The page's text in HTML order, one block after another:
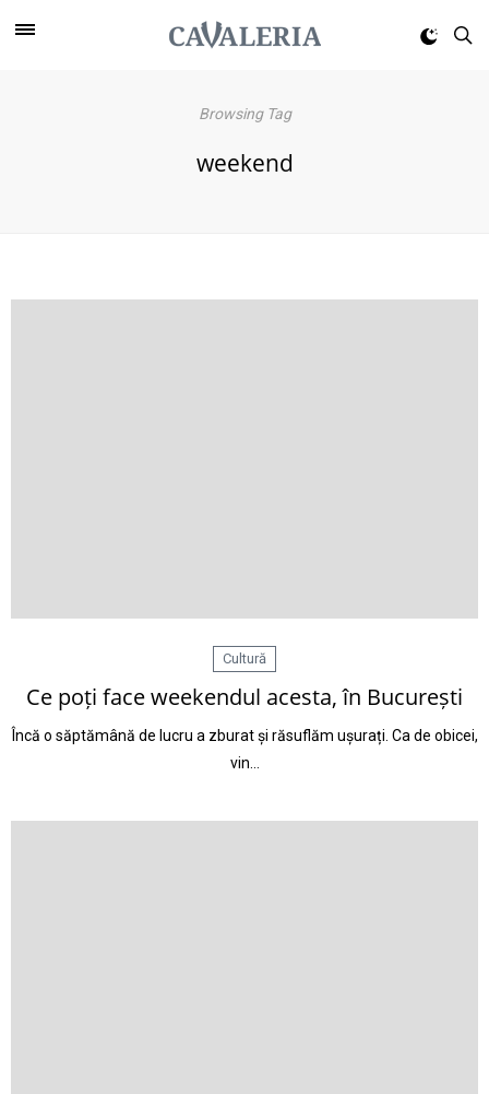
Browsing Tag
weekend
Cultură
Ce poți face weekendul acesta, în București
Încă o săptămână de lucru a zburat și răsuflăm ușurați. Ca de obicei,
vin…